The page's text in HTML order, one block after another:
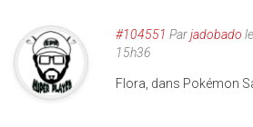
#104551 Parjadobado
15h36
Flora, dans Pokémon